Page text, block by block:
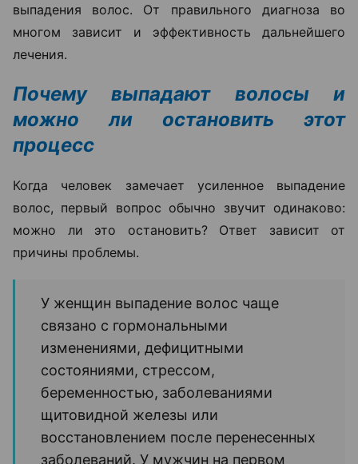
выпадения волос. От правильного диагноза во
многом зависит и эффективность дальнейшего
лечения.
Почему выпадают волосы и
можно ли остановить этот
процесс
Когда человек замечает усиленное выпадение
волос, первый вопрос обычно звучит одинаково:
можно ли это остановить? Ответ зависит от
причины проблемы.
У женщин выпадение волос чаще
связано с гормональными
изменениями, дефицитными
состояниями, стрессом,
беременностью, заболеваниями
щитовидной железы или
восстановлением после перенесенных
заболеваний. У мужчин на первом